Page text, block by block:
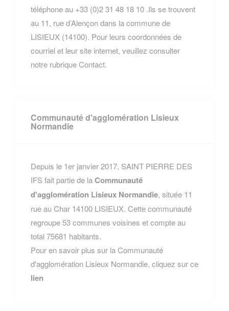
téléphone au +33 (0)2 31 48 18 10 .Ils se trouvent
au 11, rue d’Alençon dans la commune de
LISIEUX (14100). Pour leurs coordonnées de
courriel et leur site internet, veuillez consulter
notre rubrique Contact.
Communauté d'agglomération Lisieux
Normandie
Depuis le 1er janvier 2017, SAINT PIERRE DES
IFS fait partie de laCommunauté
d'agglomération Lisieux Normandie, située 11
rue au Char 14100 LISIEUX. Cette communauté
regroupe 53 communes voisines et compte au
total 75681 habitants.
Pour en savoir plus sur la Communauté
d'agglomération Lisieux Normandie, cliquez sur ce
lien